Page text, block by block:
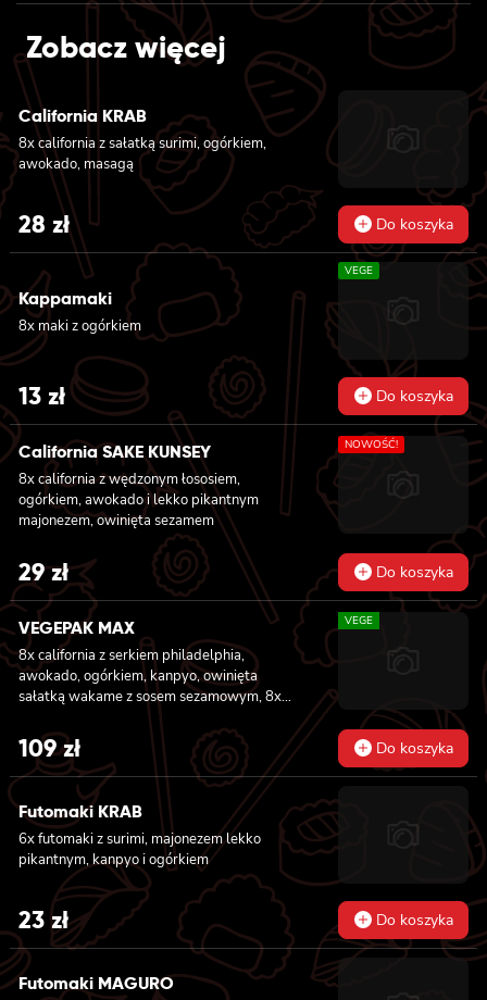
Zobacz więcej
California KRAB
8x california z sałatką surimi, ogórkiem,
awokado, masagą
28 zł Do koszyka
Kappamaki
8x maki z ogórkiem
VEGE
13 zł Do koszyka
California SAKE KUNSEY
8x california z wędzonym łososiem,
ogórkiem, awokado i lekko pikantnym
majonezem, owinięta sezamem
NOWOŚĆ!
29zł Do koszyka
VEGEPAK MAX
8x california z serkiem philadelphia,
awokado, ogórkiem, kanpyo, owinięta
sałatką wakame z sosem sezamowym, 8x
california z serkiem philadelphia, awokado,
jabłkiem, owinięta opalonym cheddarem, z
sosem teriyaki, 8x california z serkiem
philadelphia i mango, owinięta awokado z
sosem teriyaki, 6x futomaki z batatem w
tempurze, serkiem philadelphia, ogórkiem,
kanpyo, sałatą, 6x futomaki z wędzonym
tofu, ogórkiem, oshinko i sałatą, 6x futomaki z
kanpyo i porem w tempurze, ogórkiem,
sałatą
VEGE
109zł Do koszyka
Futomaki KRAB
6x futomaki z surimi, majonezem lekko
pikantnym, kanpyo i ogórkiem
23 zł Do koszyka
Futomaki MAGURO